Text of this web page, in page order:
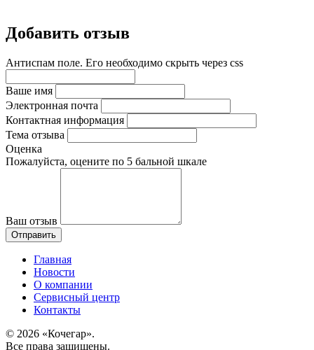
Добавить отзыв
Антиспам поле. Его необходимо скрыть через css
Ваше имя
Электронная почта
Контактная информация
Тема отзыва
Оценка
Пожалуйста, оцените по 5 бальной шкале
Ваш отзыв
Главная
Новости
О компании
Сервисный центр
Контакты
© 2026 «Кочегар».
Все права защищены.